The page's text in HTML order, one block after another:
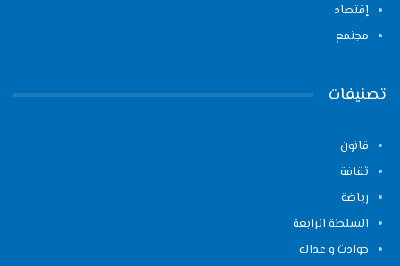
إقتصاد
مجتمع
تصنيفات
قانون
ثقافة
رياضة
السلطة الرابعة
حوادث و عدالة